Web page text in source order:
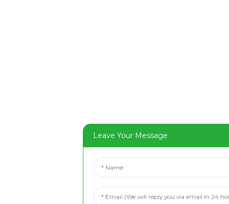
Leave Your Message